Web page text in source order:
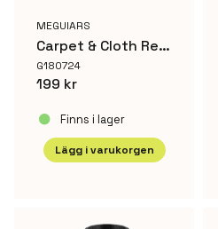
MEGUIARS
Carpet & Cloth Re-Fresher Odor Eliminator
G180724
199 kr
Finns i lager
Lägg i varukorgen